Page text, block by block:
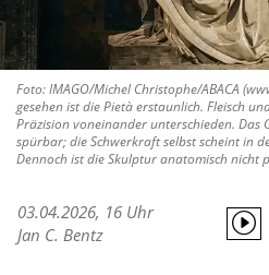
Foto: IMAGO/Michel Christophe/ABACA
gesehen ist die Pietà erstaunlich. Fleisch
Präzision voneinander unterschieden. Das
spürbar; die Schwerkraft selbst scheint in
Dennoch ist die Skulptur anatomisch nicht
03.04.2026, 16 Uhr
Jan C. Bentz